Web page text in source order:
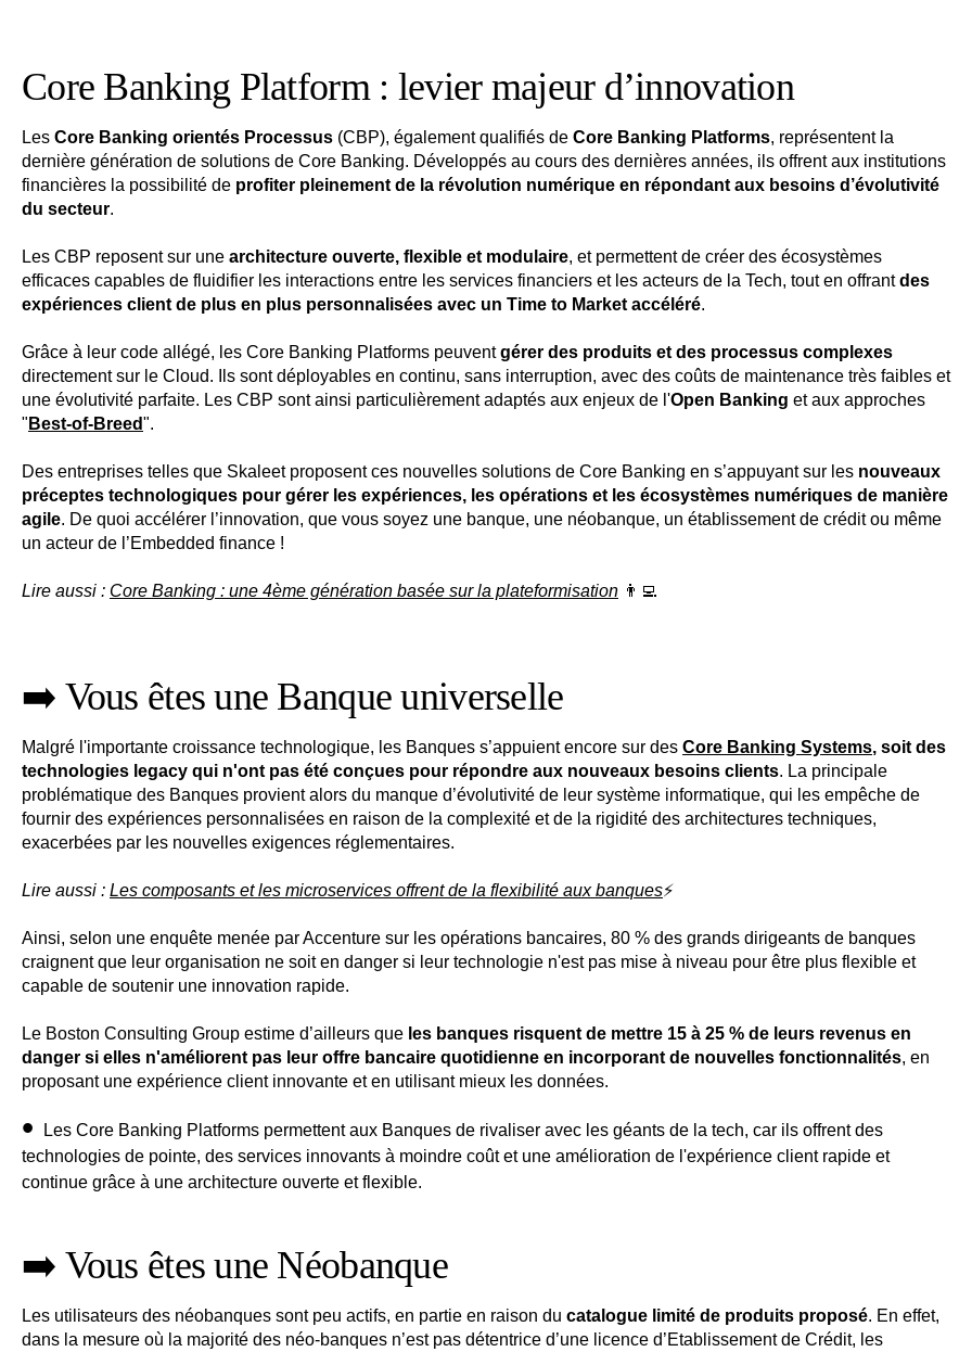
Core Banking Platform : levier majeur d’innovation
Les Core Banking orientés Processus (CBP), également qualifiés de Core Banking Platforms, représentent la
dernière génération de solutions de Core Banking. Développés au cours des dernières années, ils offrent aux institutions
financières la possibilité de profiter pleinement de la révolution numérique en répondant aux besoins d’évolutivité
du secteur.
Les CBP reposent sur une architecture ouverte, flexible et modulaire, et permettent de créer des écosystèmes
efficaces capables de fluidifier les interactions entre les services financiers et les acteurs de la Tech, tout en offrantdes
expériences client de plus en plus personnalisées avec un Time to Market accéléré.
Grâce à leur code allégé, les Core Banking Platforms peuventgérer des produits et des processus complexes
directement sur le Cloud. Ils sont déployables en continu, sans interruption, avec des coûts de maintenance très faibles et
une évolutivité parfaite. Les CBP sont ainsi particulièrement adaptés aux enjeux de l'Open Banking et aux approches
" Best-of-Breed".
Des entreprises telles que Skaleet proposent ces nouvelles solutions de Core Banking en s’appuyant sur les nouveaux
préceptes technologiques pour gérer les expériences, les opérations et les écosystèmes numériques de manière
agile. De quoi accélérer l’innovation, que vous soyez une banque, une néobanque, un établissement de crédit ou même
un acteur de l’Embedded finance !
Lire aussi : Core Banking : une 4ème génération basée sur la plateformisation 👨‍💻
➡️ Vous êtes une Banque universelle
Malgré l'importante croissance technologique, les Banques s’appuient encore sur des Core Banking Systems, soit des
technologies legacy qui n'ont pas été conçues pour répondre aux nouveaux besoins clients. La principale
problématique des Banques provient alors du manque d’évolutivité de leur système informatique, qui les empêche de
fournir des expériences personnalisées en raison de la complexité et de la rigidité des architectures techniques,
exacerbées par les nouvelles exigences réglementaires.
Lire aussi : Les composants et les microservices offrent de la flexibilité aux banques⚡️
Ainsi, selon une enquête menée par Accenture sur les opérations bancaires, 80 % des grands dirigeants de banques
craignent que leur organisation ne soit en danger si leur technologie n'est pas mise à niveau pour être plus flexible et
capable de soutenir une innovation rapide.
Le Boston Consulting Group estime d’ailleurs que les banques risquent de mettre 15 à 25 % de leurs revenus en
danger si elles n'améliorent pas leur offre bancaire quotidienne en incorporant de nouvelles fonctionnalités, en
proposant une expérience client innovante et en utilisant mieux les données.
Les Core Banking Platforms permettent aux Banques de rivaliser avec les géants de la tech, car ils offrent des
technologies de pointe, des services innovants à moindre coût et une amélioration de l'expérience client rapide et
continue grâce à une architecture ouverte et flexible.
➡️ Vous êtes une Néobanque
Les utilisateurs des néobanques sont peu actifs, en partie en raison du catalogue limité de produits proposé. En effet,
dans la mesure où la majorité des néo-banques n’est pas détentrice d’une licence d’Etablissement de Crédit, les